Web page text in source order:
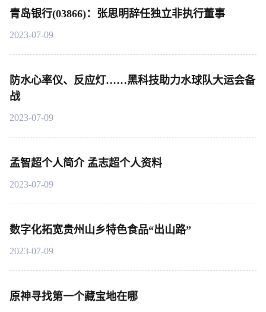
青岛银行(03866)：张思明辞任独立非执行董事
2023-07-09
防水心率仪、反应灯……黑科技助力水球队大运会备
战
2023-07-09
孟智超个人简介 孟志超个人资料
2023-07-09
数字化拓宽贵州山乡特色食品“出山路”
2023-07-09
原神寻找第一个藏宝地在哪